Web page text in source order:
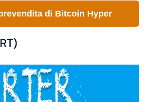
di Bitcoin Hyper